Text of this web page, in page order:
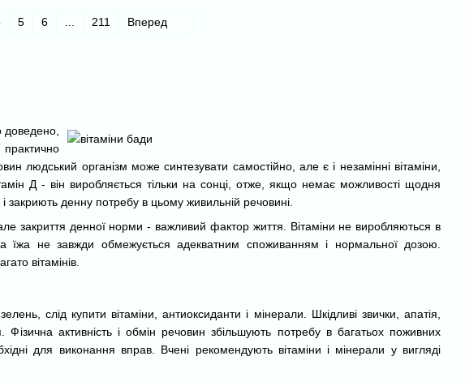
доведено,
людський організм може синтезувати самостійно, але є і незамінні вітаміни,
Д - він виробляється тільки на сонці, отже, якщо немає можливості щодня
закриють денну потребу в цьому живильній речовині.
закриття денної норми - важливий фактор життя. Вітаміни не виробляються в
а їжа не завжди обмежується адекватним споживанням і нормальної дозою.
вітамінів.
слід купити вітаміни, антиоксиданти і мінерали. Шкідливі звички, апатія,
активність і обмін речовин збільшують потребу в багатьох поживних
для виконання вправ. Вчені рекомендують вітаміни і мінерали у вигляді
5 6 211 Вперед